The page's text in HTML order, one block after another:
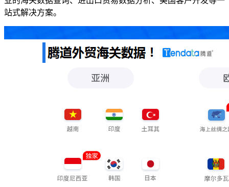
站式解决方案。